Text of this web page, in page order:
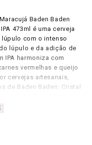
Baden Baden
473ml é uma cerveja
com o intenso
lúpulo e da adição de
IPA harmoniza com
vermelhas e queijo
cervejas artesanais,
de Baden Baden: Cristal
Vermelhas). A Baden